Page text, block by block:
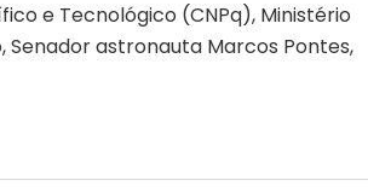
e Tecnológico (CNPq), Ministério
Senador astronauta Marcos Pontes,